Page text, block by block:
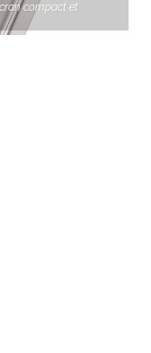
compact et